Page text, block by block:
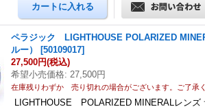
ペラジック LIGHTHOUSE POLARIZED
ルー）
[50109017]
27,500円(税込)
希望小売価格: 27,500円
在庫残りわずか 売り切れの場合がございます。ご了承く
LIGHTHOUSE POLARIZED MINERALレンズ